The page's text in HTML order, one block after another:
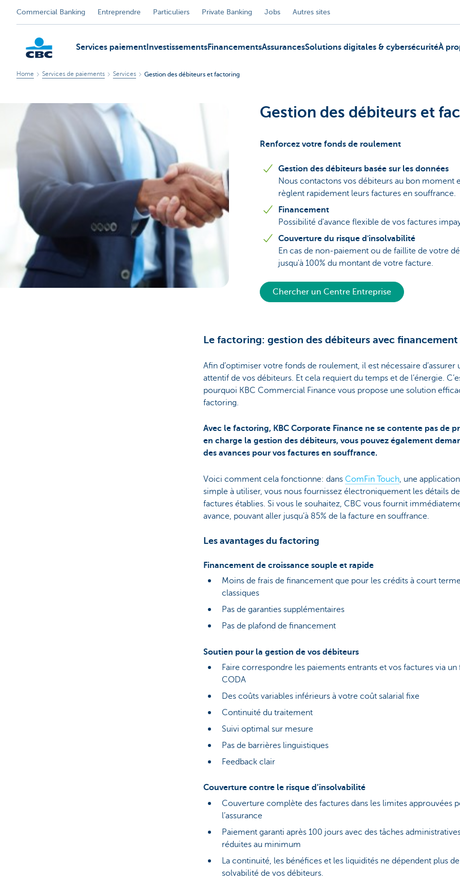
Commercial Banking Entreprendre Particuliers Private Banking Jobs Autres sites
KBC
Corporate
Services paiement InvestissementsFinancementsAssurancesSolutions digitales & cybersécuritéÀ
Home Services de paiements Services Gestion des débiteurs et factoring
Gestion des débiteurs et
Renforcez votre fonds de roulement
Gestion des débiteurs basée sur les données
Nous contactons vos débiteurs au bon moment
règlent rapidement leurs factures en souffrance.
Financement
Possibilité d'avance flexible de vos factures
Couverture du risque d'insolvabilité
En cas de non-paiement ou de faillite de votre
jusqu'à 100% du montant de votre facture.
Chercher un Centre Entreprise
Le factoring: gestion des débiteurs avec financement
Afin d’optimiser votre fonds de roulement, il est nécessaire d’assurer
attentif de vos débiteurs. Et cela requiert du temps et de l’énergie.
pourquoi KBC Commercial Finance vous propose une solution
factoring.
Avec le factoring, KBC Corporate Finance ne se contente pas de
en charge la gestion des débiteurs, vous pouvez également
des avances pour vos factures en souffrance.
Voici comment cela fonctionne: dans ComFin Touch, une
simple à utiliser, vous nous fournissez électroniquement les détails
factures établies. Si vous le souhaitez, CBC vous fournit
avance, pouvant aller jusqu’à 85% de la facture en souffrance.
Les avantages du factoring
Financement de croissance souple et rapide
Moins de frais de financement que pour les crédits à court terme
classiques
Pas de garanties supplémentaires
Pas de plafond de financement
Soutien pour la gestion de vos débiteurs
Faire correspondre les paiements entrants et vos factures via
CODA
Des coûts variables inférieurs à votre coût salarial fixe
Continuité du traitement
Suivi optimal sur mesure
Pas de barrières linguistiques
Feedback clair
Couverture contre le risque d’insolvabilité
Couverture complète des factures dans les limites approuvées
l’assurance
Paiement garanti après 100 jours avec des tâches
réduites au minimum
La continuité, les bénéfices et les liquidités ne dépendent plus
solvabilité de vos débiteurs.